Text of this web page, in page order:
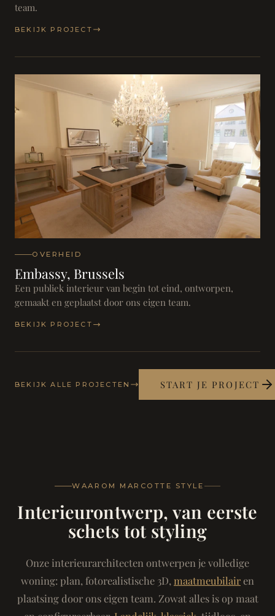
team.
BEKIJK PROJECT
OVERHEID
Embassy, Brussels
Een publiek interieur van begin tot eind, ontworpen,
gemaakt en geplaatst door ons eigen team.
BEKIJK PROJECT
BEKIJK ALLE PROJECTEN START JE PROJECT
WAAROM MARCOTTE STYLE
Interieurontwerp, van eerste
schets tot styling
Onze interieurarchitecten ontwerpen je volledige
woning: plan, fotorealistische 3D, maatmeubilairen
plaatsing door ons eigen team. Zowat alles is op maat